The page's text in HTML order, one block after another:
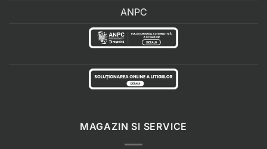
ANPC
MAGAZIN SI SERVICE